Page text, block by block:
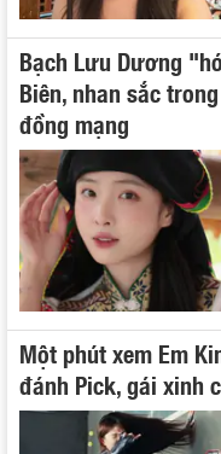
Bạch Lưu Dương
Biên, nhan sắc
đồng mạng
Một phút xem Em
đánh Pick, gái xinh